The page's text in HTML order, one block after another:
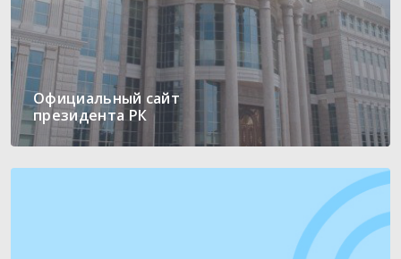
Официальный сайт
президента РК